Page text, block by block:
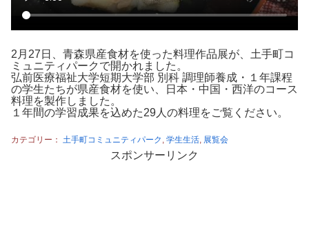
2月27日、青森県産食材を使った料理作品展が、土手町コ
ミュニティパークで開かれました。
弘前医療福祉大学短期大学部 別科 調理師養成・１年課程
の学生たちが県産食材を使い、日本・中国・西洋のコース
料理を製作しました。
１年間の学習成果を込めた29人の料理をご覧ください。
カテゴリー： 土手町コミュニティパーク , 学生生活, 展覧会
スポンサーリンク